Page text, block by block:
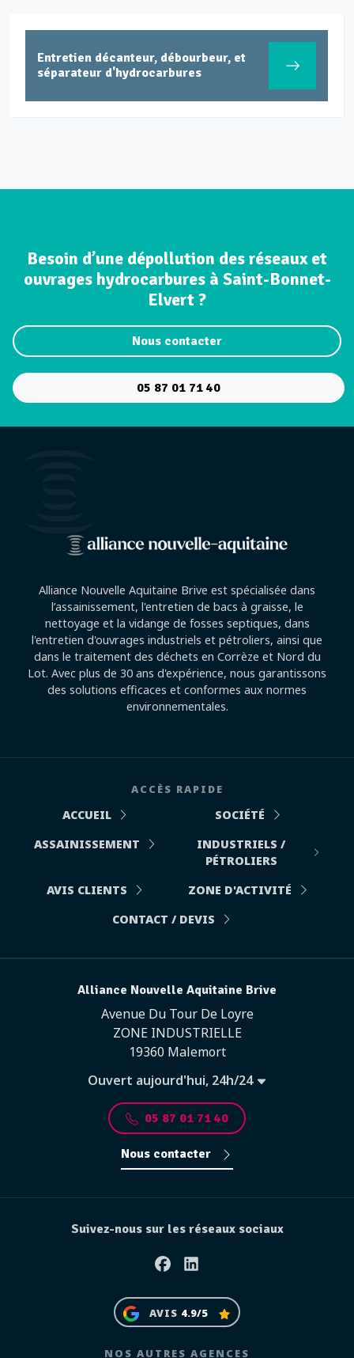
Entretien réseaux et ouvrages
industriels
Besoin d’une dépollution des réseaux et
ouvrages hydrocarbures à Saint-Bonnet-
Elvert ?
Nous contacter
05 87 01 71 40
Alliance Nouvelle Aquitaine Brive est spécialisée dans
l’assainissement, l'entretien de bacs à graisse, le
nettoyage et la vidange de fosses septiques, dans
l'entretien d'ouvrages industriels et pétroliers, ainsi que
dans le traitement des déchets en Corrèze et Nord du
Lot. Avec plus de 30 ans d'expérience, nous garantissons
des solutions efficaces et conformes aux normes
environnementales.
ACCÈS RAPIDE
ACCUEIL
SOCIÉTÉ
ASSAINISSEMENT
INDUSTRIELS /
PÉTROLIERS
AVIS CLIENTS
ZONE D'ACTIVITÉ
CONTACT / DEVIS
Alliance Nouvelle Aquitaine Brive
Avenue Du Tour De Loyre
ZONE INDUSTRIELLE
19360 Malemort
Ouvert aujourd'hui, 24h/24
05 87 01 71 40
Nous contacter
Suivez-nous sur les réseaux sociaux
FacebookLinkedin
AVIS 4.9/5
NOS AUTRES AGENCES